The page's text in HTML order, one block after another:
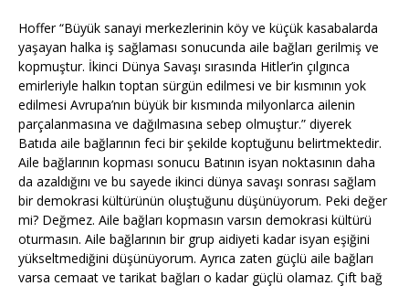
Hoffer “Büyük sanayi merkezlerinin köy ve küçük kasabalarda
yaşayan halka iş sağlaması sonucunda aile bağları gerilmiş ve
kopmuştur. İkinci Dünya Savaşı sırasında Hitler’in çılgınca
emirleriyle halkın toptan sürgün edilmesi ve bir kısmının yok
edilmesi Avrupa’nın büyük bir kısmında milyonlarca ailenin
parçalanmasına ve dağılmasına sebep olmuştur.” diyerek
Batıda aile bağlarının feci bir şekilde koptuğunu belirtmektedir.
Aile bağlarının kopması sonucu Batının isyan noktasının daha
da azaldığını ve bu sayede ikinci dünya savaşı sonrası sağlam
bir demokrasi kültürünün oluştuğunu düşünüyorum. Peki değer
mi? Değmez. Aile bağları kopmasın varsın demokrasi kültürü
oturmasın. Aile bağlarının bir grup aidiyeti kadar isyan eşiğini
yükseltmediğini düşünüyorum. Ayrıca zaten güçlü aile bağları
varsa cemaat ve tarikat bağları o kadar güçlü olamaz. Çift bağ